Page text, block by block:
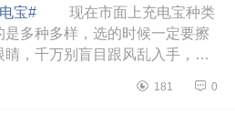
宝#
现在市面上充电宝种类
是多种多样，选的时候一定要擦
睛，千万别盲目跟风乱入手，不
甚至爆炸的情况。下面小编为大
181 0